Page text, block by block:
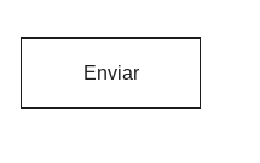
Enviar